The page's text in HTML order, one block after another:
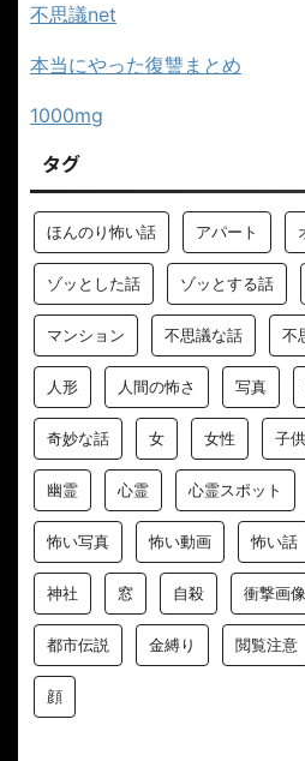
不思議net
本当にやった復讐まとめ
1000mg
タグ
ほんのり怖い話 アパート
ゾッとした話 ゾッとする話
マンション 不思議な話 不
人形 人間の怖さ 写真
奇妙な話 女 女性 子供
幽霊 心霊 心霊スポット
怖い写真 怖い動画 怖い話
神社 窓 自殺 衝撃画像
都市伝説 金縛り 閲覧注意
顔